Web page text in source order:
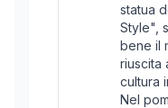
statua
Style",
bene il
riuscita
cultura
Nel